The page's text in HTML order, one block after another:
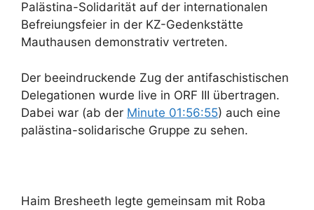
Palästina-Solidarität auf der internationalen
Befreiungsfeier in der KZ-Gedenkstätte
Mauthausen demonstrativ vertreten.
Der beeindruckende Zug der antifaschistischen
Delegationen wurde live in ORF III übertragen.
Dabei war (ab der Minute 01:56:55) auch eine
palästina-solidarische Gruppe zu sehen.
Haim Bresheeth legte gemeinsam mit Roba